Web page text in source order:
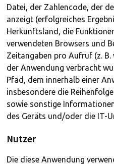
Datei, der Zahlencode, der
anzeigt (erfolgreiches
Herkunftsland, die
verwendeten Browsers und
Zeitangaben pro Aufruf (z.
der Anwendung verbracht
Pfad, dem innerhalb einer
insbesondere die
sowie sonstige
des Geräts und/oder die IT-
Nutzer
Die diese Anwendung